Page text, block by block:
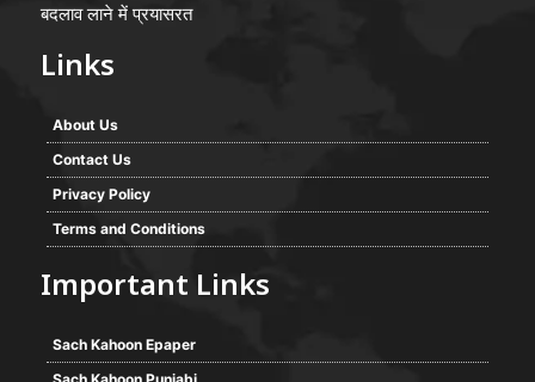
बदलाव लाने में प्रयासरत
Links
About Us
Contact Us
Privacy Policy
Terms and Conditions
Important Links
Sach Kahoon Epaper